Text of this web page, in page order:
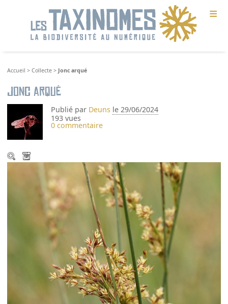
≡
Accueil >Collecte > Jonc arqué
Jonc arqué
Publié par Deuns le 29/06/2024
193 vues
0 commentaire